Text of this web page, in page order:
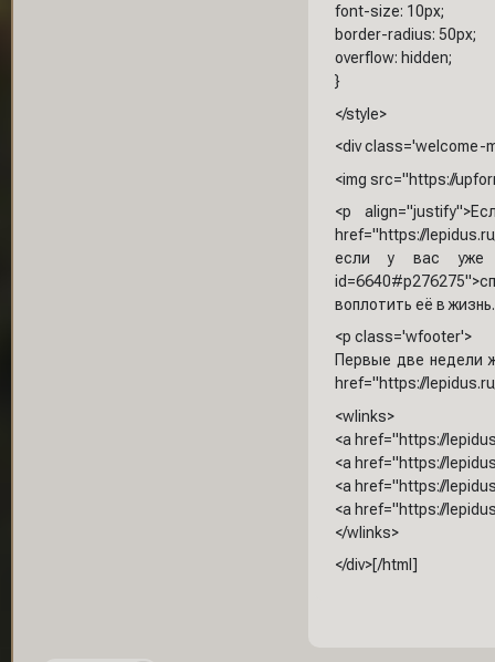
font-size: 10px;
border-radius: 50px;
overflow: hidden;
}
</style>
<div
<img src="https://
<p
href="https://
если у вас уже
воплотить её в
<p class='wfooter'>
Первые две недели
href="https://
<wlinks>
<a href="https://
<a href="https://
<a href="https://
<a href="https://
</wlinks>
</div>[/html]